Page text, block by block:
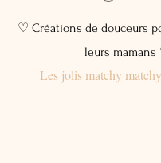
♡ Créations de douceurs
leurs
Les jolis matchy